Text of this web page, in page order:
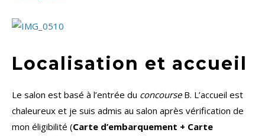
Localisation et accueil
Le salon est basé à l’entrée du concourseB. L’accueil est
chaleureux et je suis admis au salon après vérification de
mon éligibilité (Carte d’embarquement + Carte